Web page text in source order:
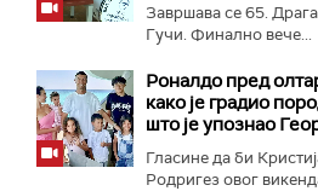
Завршава се 65.
Гучи. Финално вече...
Роналдо пред
како је градио
што је упознао
Гласине да би
Родригез овог